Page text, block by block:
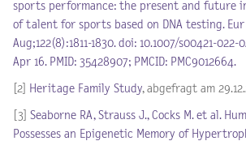
sports performance: the present and future
of talent for sports based on DNA testing. Eur
Aug;122(8):1811-1830. doi: 10.1007/s00421-022-
Apr 16. PMID: 35428907; PMCID: PMC9012664.
[2] Heritage Family Study, abgefragt am
[3] Seaborne RA, Strauss J., Cocks M. et al.
Possesses an Epigenetic Memory of